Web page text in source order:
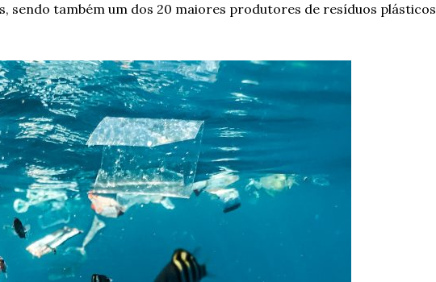
sendo também um dos 20 maiores produtores de resíduos plásticos